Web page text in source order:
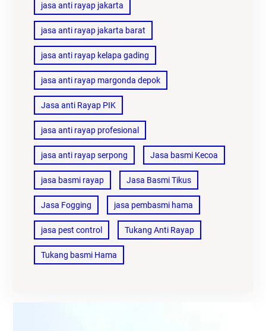
jasa anti rayap jakarta
jasa anti rayap jakarta barat
jasa anti rayap kelapa gading
jasa anti rayap margonda depok
Jasa anti Rayap PIK
jasa anti rayap profesional
jasa anti rayap serpong Jasa basmi Kecoa
jasa basmi rayap Jasa Basmi Tikus
Jasa Fogging jasa pembasmi hama
jasa pest control Tukang Anti Rayap
Tukang basmi Hama